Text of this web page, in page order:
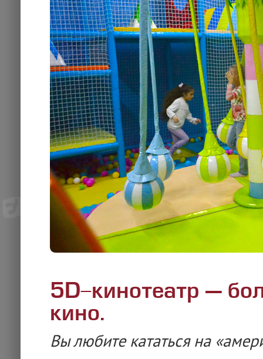
5D-кинотеатр —
кино.
Вы любите кататься на